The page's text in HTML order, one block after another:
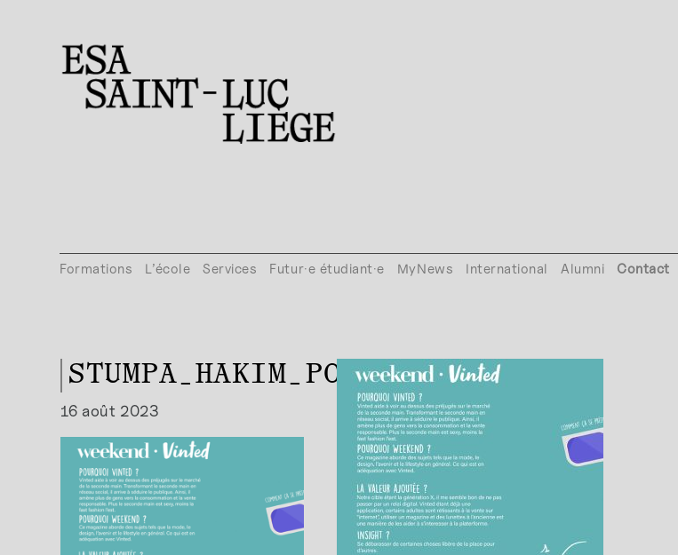
Formations L’école Services Futur·e étudiant·e MyNews International Alumni Contact
STUMPA_HAKIM_POSTS_PUB_20224
16 août 2023